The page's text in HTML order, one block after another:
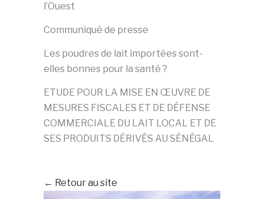
l’Ouest
Communiqué de presse
Les poudres de lait importées sont-
elles bonnes pour la santé ?
ETUDE POUR LA MISE EN ŒUVRE DE
MESURES FISCALES ET DE DÉFENSE
COMMERCIALE DU LAIT LOCAL ET DE
SES PRODUITS DÉRIVÉS AU SÉNÉGAL
← Retour au site